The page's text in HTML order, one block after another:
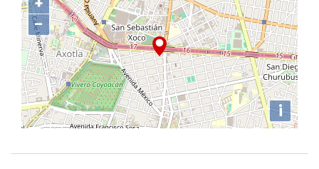
−
i